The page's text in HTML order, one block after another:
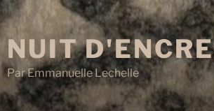
NUIT
Par Emmanuelle Lechelle